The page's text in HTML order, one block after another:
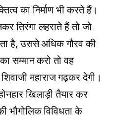
का निर्माण भी करते हैं।
तिरंगा लहराते हैं तो जो
है, उससे अधिक गौरव की
सम्मान करो तो वह
महाराज गढ़कर देगी।
खिलाड़ी तैयार कर
भौगोलिक विविधता के